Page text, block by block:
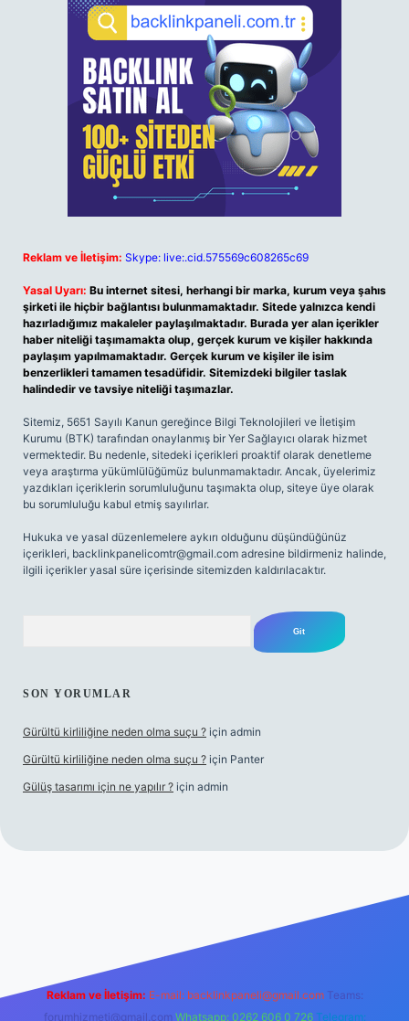
Reklam ve İletişim: Skype: live:.cid.575569c608265c69
Yasal Uyarı: Bu internet sitesi, herhangi bir marka, kurum veya şahıs
şirketi ile hiçbir bağlantısı bulunmamaktadır. Sitede yalnızca kendi
hazırladığımız makaleler paylaşılmaktadır. Burada yer alan içerikler
haber niteliği taşımamakta olup, gerçek kurum ve kişiler hakkında
paylaşım yapılmamaktadır. Gerçek kurum ve kişiler ile isim
benzerlikleri tamamen tesadüfidir. Sitemizdeki bilgiler taslak
halindedir ve tavsiye niteliği taşımazlar.
Sitemiz, 5651 Sayılı Kanun gereğince Bilgi Teknolojileri ve İletişim
Kurumu (BTK) tarafından onaylanmış bir Yer Sağlayıcı olarak hizmet
vermektedir. Bu nedenle, sitedeki içerikleri proaktif olarak denetleme
veya araştırma yükümlülüğümüz bulunmamaktadır. Ancak, üyelerimiz
yazdıkları içeriklerin sorumluluğunu taşımakta olup, siteye üye olarak
bu sorumluluğu kabul etmiş sayılırlar.
Hukuka ve yasal düzenlemelere aykırı olduğunu düşündüğünüz
içerikleri, backlinkpanelicomtr@gmail.com adresine bildirmeniz halinde,
ilgili içerikler yasal süre içerisinde sitemizden kaldırılacaktır.
SON YORUMLAR
Gürültü kirliliğine neden olma suçu ? için admin
Gürültü kirliliğine neden olma suçu ? için Panter
Gülüş tasarımı için ne yapılır ? için admin
Reklam ve İletişim: E-mail: backlinkpaneli@gmail.com Teams:
forumhizmeti@gmail.com Whatsapp: 0262 606 0 726 Telegram: